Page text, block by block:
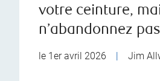
votre ceinture,
n’abandonnez pas
le 1er avril 2026 | Jim